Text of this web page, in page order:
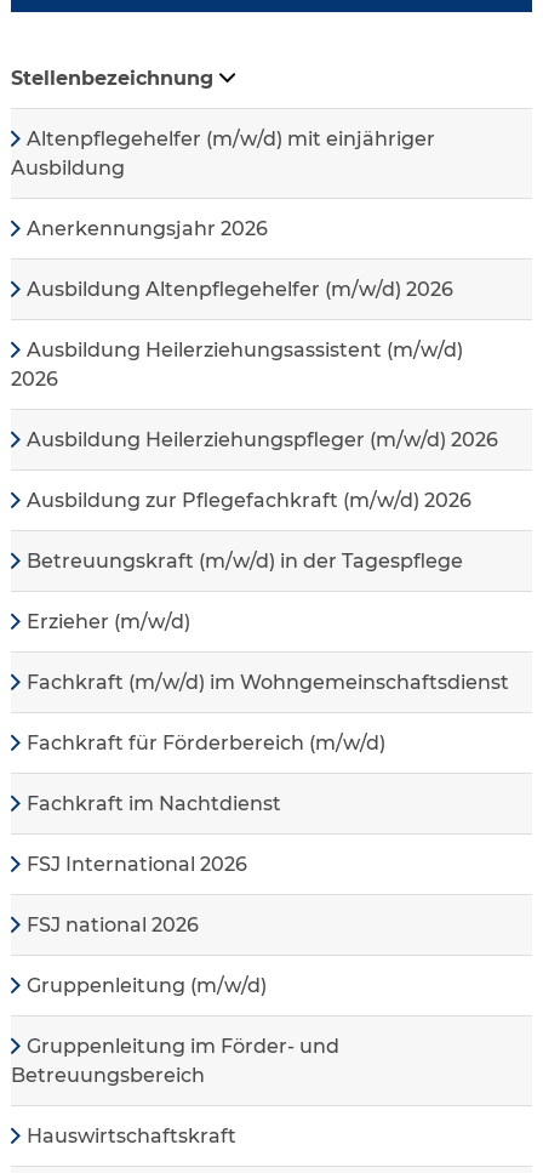
Stellenbezeichnung
Altenpflegehelfer (m/w/d) mit einjähriger
Ausbildung
Anerkennungsjahr 2026
Ausbildung Altenpflegehelfer (m/w/d) 2026
Ausbildung Heilerziehungsassistent (m/w/d)
2026
Ausbildung Heilerziehungspfleger (m/w/d) 2026
Ausbildung zur Pflegefachkraft (m/w/d) 2026
Betreuungskraft (m/w/d) in der Tagespflege
Erzieher (m/w/d)
Fachkraft (m/w/d) im Wohngemeinschaftsdienst
Fachkraft für Förderbereich (m/w/d)
Fachkraft im Nachtdienst
FSJ International 2026
FSJ national 2026
Gruppenleitung (m/w/d)
Gruppenleitung im Förder- und
Betreuungsbereich
Hauswirtschaftskraft